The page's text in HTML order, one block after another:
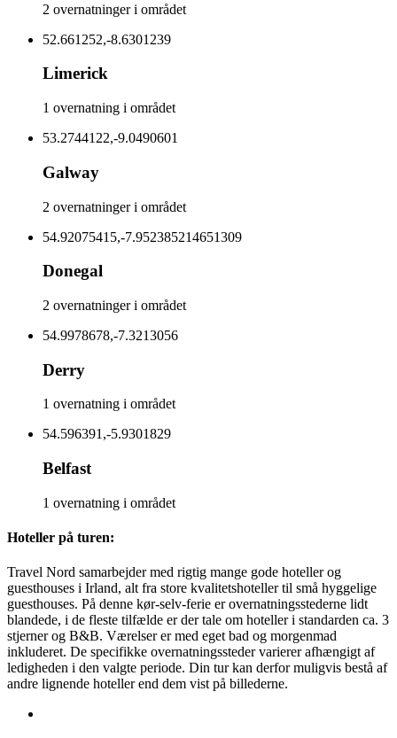
2 overnatninger i området
52.661252,-8.6301239
Limerick
1 overnatning i området
53.2744122,-9.0490601
Galway
2 overnatninger i området
54.92075415,-7.952385214651309
Donegal
2 overnatninger i området
54.9978678,-7.3213056
Derry
1 overnatning i området
54.596391,-5.9301829
Belfast
1 overnatning i området
Hoteller på turen:
Travel Nord samarbejder med rigtig mange gode hoteller og
guesthouses i Irland, alt fra store kvalitetshoteller til små hyggelige
guesthouses. På denne kør-selv-ferie er overnatningsstederne lidt
blandede, i de fleste tilfælde er der tale om hoteller i standarden ca. 3
stjerner og B&B. Værelser er med eget bad og morgenmad
inkluderet. De specifikke overnatningssteder varierer afhængigt af
ledigheden i den valgte periode. Din tur kan derfor muligvis bestå af
andre lignende hoteller end dem vist på billederne.